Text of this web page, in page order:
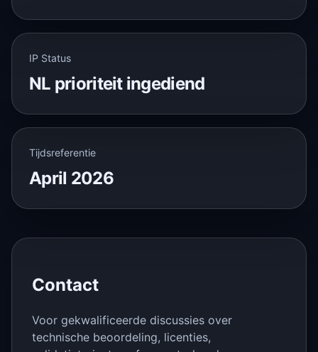
IP Status
NL prioriteit ingediend
Tijdsreferentie
April 2026
Contact
Voor gekwalificeerde discussies over
technische beoordeling, licenties,